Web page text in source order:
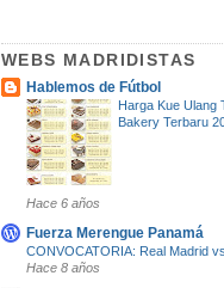
WEBS MADRIDISTAS
Hablemos de Fútbol
Harga Kue Ulang
Bakery Terbaru
Hace 6 años
Fuerza Merengue Panamá
CONVOCATORIA: Real Madrid
Hace 8 años